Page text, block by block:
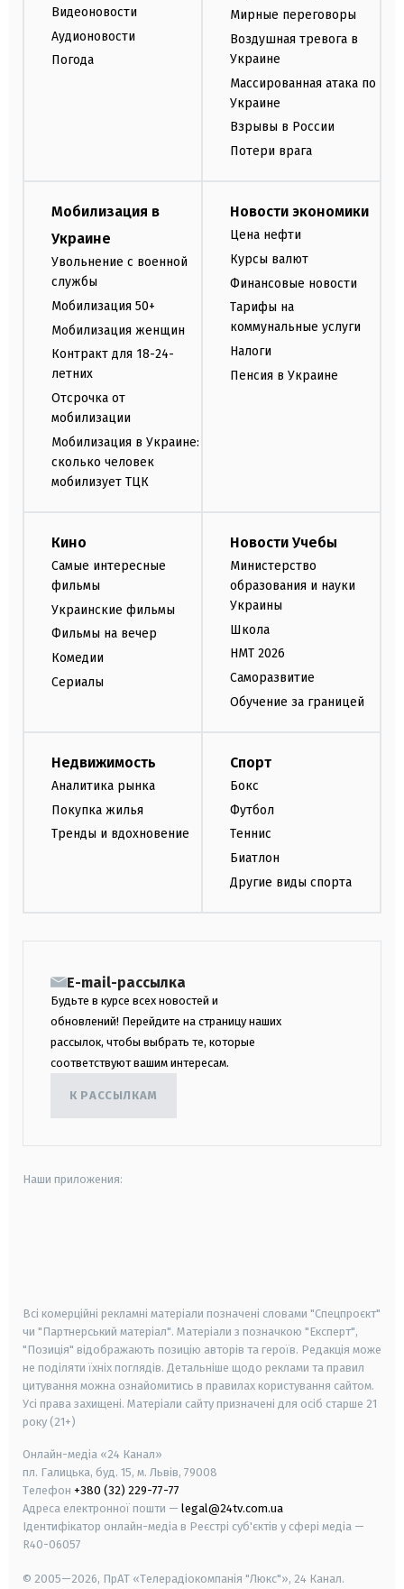
Видеоновости
Аудионовости
Погода
Мирные переговоры
Воздушная тревога в
Украине
Массированная атака по
Украине
Взрывы в России
Потери врага
Мобилизация в
Украине
Увольнение с военной
службы
Мобилизация 50+
Мобилизация женщин
Контракт для 18-24-
летних
Отсрочка от
мобилизации
Мобилизация в Украине:
сколько человек
мобилизует ТЦК
Новости экономики
Цена нефти
Курсы валют
Финансовые новости
Тарифы на
коммунальные услуги
Налоги
Пенсия в Украине
Кино
Самые интересные
фильмы
Украинские фильмы
Фильмы на вечер
Комедии
Сериалы
Новости Учебы
Министерство
образования и науки
Украины
Школа
НМТ 2026
Саморазвитие
Обучение за границей
Недвижимость
Аналитика рынка
Покупка жилья
Тренды и вдохновение
Спорт
Бокс
Футбол
Теннис
Биатлон
Другие виды спорта
E-mail-рассылка
Будьте в курсе всех новостей и
обновлений! Перейдите на страницу наших
рассылок, чтобы выбрать те, которые
соответствуют вашим интересам.
К РАССЫЛКАМ
Наши приложения:
Всі комерційні рекламні матеріали позначені словами "Спецпроєкт"
чи "Партнерський матеріал". Матеріали з позначкою "Експерт",
"Позиція" відображають позицію авторів та героїв. Редакція може
не поділяти їхніх поглядів. Детальніше щодо реклами та правил
цитування можна ознайомитись в правилах користування сайтом.
Усі права захищені. Матеріали сайту призначені для осіб старше 21
року (21+)
Онлайн-медіа «24 Канал»
пл. Галицька, буд. 15, м. Львів, 79008
Телефон +380 (32) 229-77-77
Адреса електронної пошти — legal@24tv.com.ua
Ідентифікатор онлайн-медіа в Реєстрі суб'єктів у сфері медіа —
R40-06057
© 2005—2026, ПрАТ «Телерадіокомпанія "Люкс"», 24 Канал.